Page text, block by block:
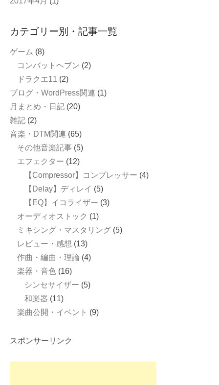
カテゴリー別・記事一覧
ゲーム (8)
コンバットヘブン (2)
ドラクエ11 (2)
ブログ・WordPress関連 (1)
月まとめ・日記 (20)
雑記 (2)
音楽・DTM関連 (65)
その他音楽記事 (5)
エフェクター (12)
【Compressor】コンプレッサー (4)
【Delay】ディレイ (5)
【EQ】イコライザー (3)
オーディオストック (1)
ミキシング・マスタリング (5)
レビュー・感想 (13)
作曲・編曲・理論 (4)
楽器・音色 (16)
シンセサイザー (5)
和楽器 (11)
楽曲公開・イベント (9)
スポンサーリンク